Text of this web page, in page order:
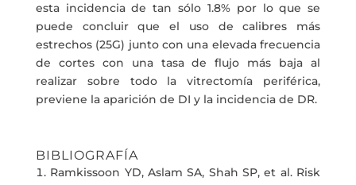
esta incidencia de tan sólo 1.8% por lo que se
puede concluir que el uso de calibres más
estrechos (25G) junto con una elevada frecuencia
de cortes con una tasa de flujo más baja al
realizar sobre todo la vitrectomía periférica,
previene la aparición de DI y la incidencia de DR.
BIBLIOGRAFÍA
Ramkissoon YD, Aslam SA, Shah SP, et al. Risk